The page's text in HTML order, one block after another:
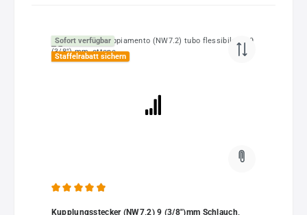
Sofort verfügbar
Staffelrabatt sichern
Kupplungsstecker (NW7,2) 9 (3/8")mm Schlauch,